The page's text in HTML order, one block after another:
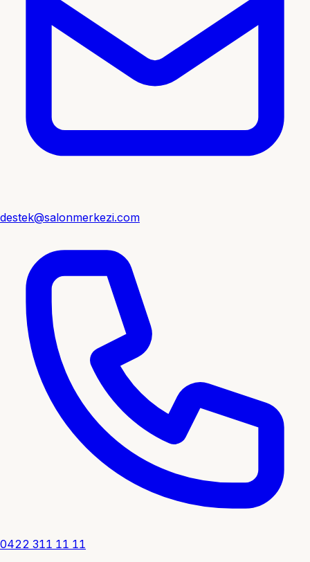
destek@salonmerkezi.com
0422 311 11 11